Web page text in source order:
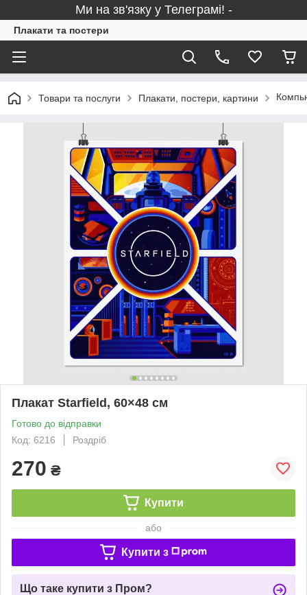
Ми на зв'язку у Телеграмі! -
Плакати та постери
Товари та послуги Плакати, постери, картини
Плакат Starfield, 60×48 см
Готово до відправки
Код: 6216
Роздріб
270 ₴
Купити
або
Купити з
Що таке купити з Пром?